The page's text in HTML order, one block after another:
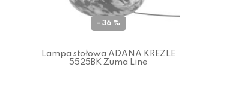
- 36 %
Lampa stołowa ADANA KREZLE
5525BK Zuma Line